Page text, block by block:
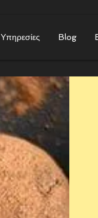
Υπηρεσίες Blog